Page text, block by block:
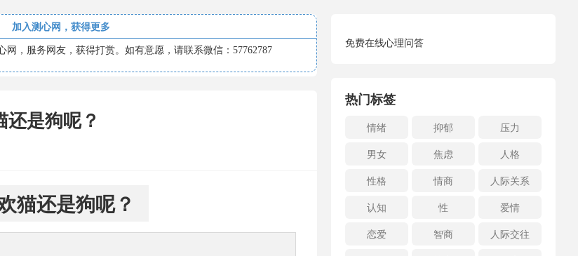
加入测心网，获得更多
网，服务网友，获得打赏。如有意愿，请联系微信：57762787
是狗呢？
猫还是狗呢？
免费在线心理问答
热门标签
情绪 抑郁
压力
男女
焦虑
人格
性格
情商
人际关系
认知
性
爱情
恋爱
智商
人际交往